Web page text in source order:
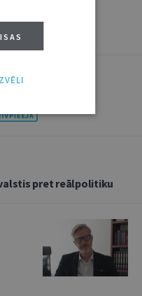
jūlijs
nodarījumu
pret reālpolitiku